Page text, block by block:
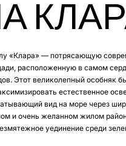
«Клара» — потрясающую
расположенную в самом
Этот великолепный особняк
естественное
вид на море через
и очень желанном жилом
уединение среди